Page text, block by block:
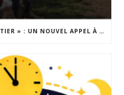
« INSPIRONS LE QUARTIER » : UN NOUVEL APPEL À PROJETS EST LANCÉ !